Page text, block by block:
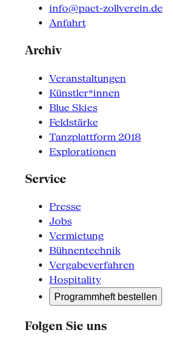
info@pact-zollverein.de
Anfahrt
Archiv
Veranstaltungen
Künstler*innen
Blue Skies
Feldstärke
Tanzplattform 2018
Explorationen
Service
Presse
Jobs
Vermietung
Bühnentechnik
Vergabeverfahren
Hospitality
Programmheft bestellen
Folgen Sie uns